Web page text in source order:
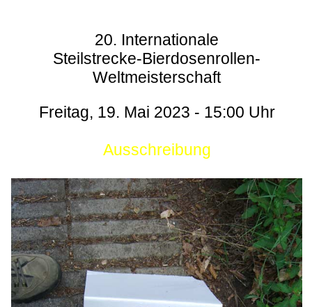
20. Internationale
Steilstrecke-Bierdosenrollen-
Weltmeisterschaft
Freitag, 19. Mai 2023 - 15:00 Uhr
Ausschreibung